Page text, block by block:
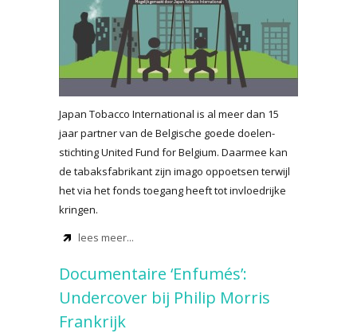
Japan Tobacco International is al meer dan 15
jaar partner van de Belgische goede doelen-
stichting United Fund for Belgium. Daarmee kan
de tabaksfabrikant zijn imago oppoetsen terwijl
het via het fonds toegang heeft tot invloedrijke
kringen.
lees meer...
Documentaire ‘Enfumés’:
Undercover bij Philip Morris
Frankrijk